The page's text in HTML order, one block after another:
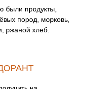
были продукты,
пород, морковь,
ржаной хлеб.